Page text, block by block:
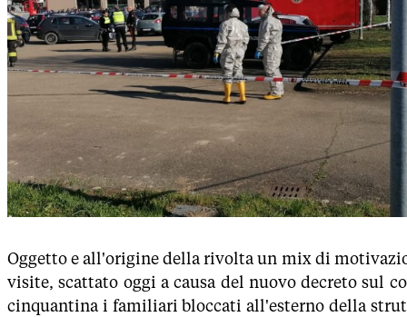
Oggetto e all'origine della rivolta un mix di
visite, scattato oggi a causa del nuovo decreto sul
cinquantina i familiari bloccati all'esterno della